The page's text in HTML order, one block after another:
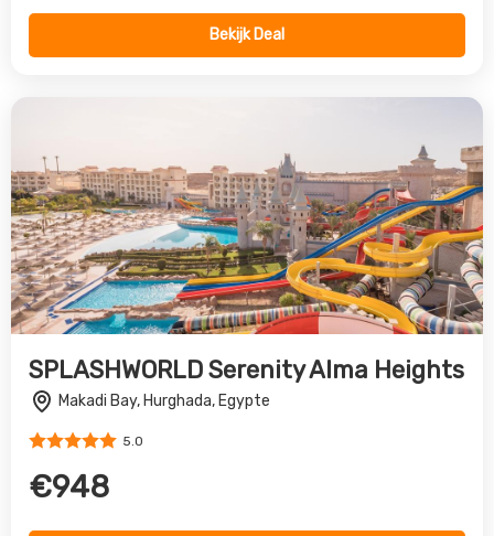
€948
Vorige Volgende
All inclusive reis naar Hurghada
Hurghada is een prachtige stad aan de Rode Zee in Egypte
die zich over ongeveer 36 kilometer langs de kust uitstrekt.
De stad is bekend om het duiken en heeft veel duikwinkels
en scholen in Sekalla, de moderne wijk. Er zijn veel
restaurants, bars en nachtclubs hier, terwijl El Dahar – de
oude stad – is de thuisbasis van traditionele Egyptische
koffiehuizen en souks. Hurghada (en de rest van Egypte)